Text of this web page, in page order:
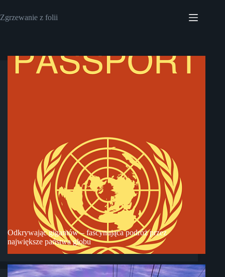
do
treści
Zgrzewanie z folii
Odkrywając gigantów – fascynująca podróż przez
największe państwa globu